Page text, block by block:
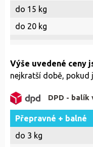
do 15 kg
do 20 kg
Výše uvedené ceny
nejkratší době, pokud
DPD - balík
Přepravné + balné
do 3 kg